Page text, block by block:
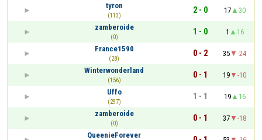
tyron
(113)
2 - 0 17
30
zamberoide
(0)
1 - 0 1
16
France1590
(28)
0 - 2 35
-24
Winterwonderland
(156)
0 - 1 19
-10
Uffo
(297)
1 - 1 19
16
zamberoide
(0)
0 - 1 37
-18
QueenieForever